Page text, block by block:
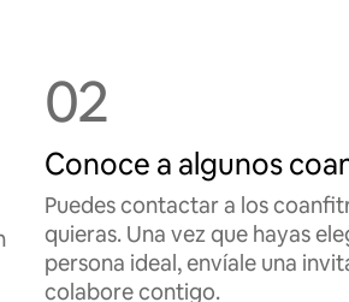
02
Conoce a algunos
Puedes contactar a los
quieras. Una vez que hayas
persona ideal, envíale una
colabore contigo.